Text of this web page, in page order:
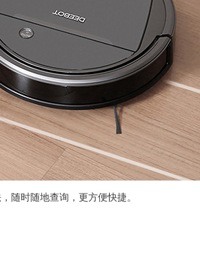
随时随地查询，更方便快捷。